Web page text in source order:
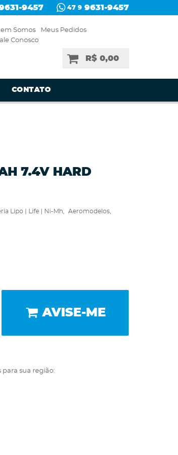
9457 47 9 9631-9457
Somos
Meus Pedidos
Conosco
R$ 0,00
CONTATO
7.4V HARD
Lipo | Life | Ni-Mh
Aeromodelos
AVISE-ME
sua região: